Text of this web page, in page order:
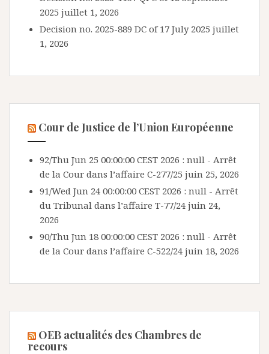
2025 juillet 1, 2026
Decision no. 2025-889 DC of 17 July 2025 juillet
1, 2026
Cour de Justice de l’Union Européenne
92/Thu Jun 25 00:00:00 CEST 2026 : null - Arrêt
de la Cour dans l’affaire C-277/25 juin 25, 2026
91/Wed Jun 24 00:00:00 CEST 2026 : null - Arrêt
du Tribunal dans l’affaire T-77/24 juin 24,
2026
90/Thu Jun 18 00:00:00 CEST 2026 : null - Arrêt
de la Cour dans l’affaire C-522/24 juin 18, 2026
OEB actualités des Chambres de
recours